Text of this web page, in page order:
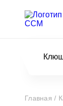
Главная /